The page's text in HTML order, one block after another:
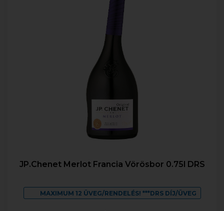
JP.Chenet Merlot Francia Vörösbor 0.75l DRS
MAXIMUM 12 ÜVEG/RENDELÉS! ***DRS DÍJ/ÜVEG